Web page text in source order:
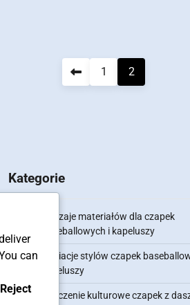
1 2
Kategorie
Rodzaje materiałów dla czapek
baseballowych i kapeluszy
Wariacje stylów czapek
kapeluszy
Znaczenie kulturowe czapek z
can
Reject